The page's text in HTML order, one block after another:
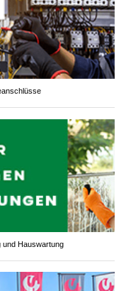
und Hauswartung